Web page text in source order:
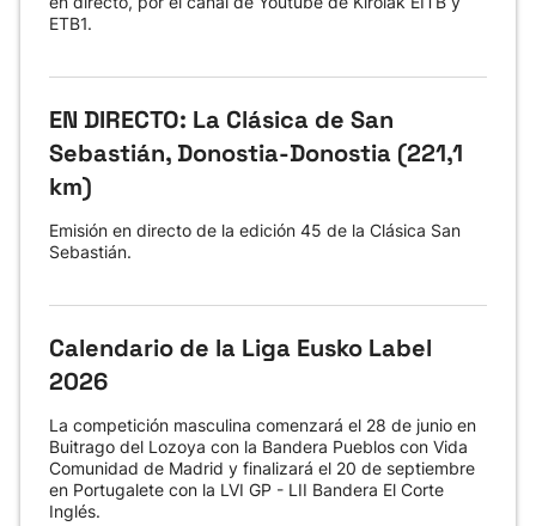
ETB1.
EN DIRECTO: La Clásica de San
Sebastián, Donostia-Donostia (221,1
km)
Emisión en directo de la edición 45 de la Clásica San
Sebastián.
Calendario de la Liga Eusko Label
2026
La competición masculina comenzará el 28 de junio en
Buitrago del Lozoya con la Bandera Pueblos con Vida
Comunidad de Madrid y finalizará el 20 de septiembre
en Portugalete con la LVI GP - LII Bandera El Corte
Inglés.